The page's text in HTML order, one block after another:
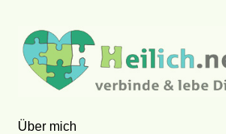
Über mich